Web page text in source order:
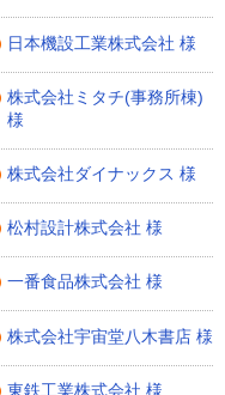
日本機設工業株式会社 様
株式会社ミタチ(事務所棟)
様
株式会社ダイナックス 様
松村設計株式会社 様
一番食品株式会社 様
株式会社宇宙堂八木書店 様
東鉄工業株式会社 様